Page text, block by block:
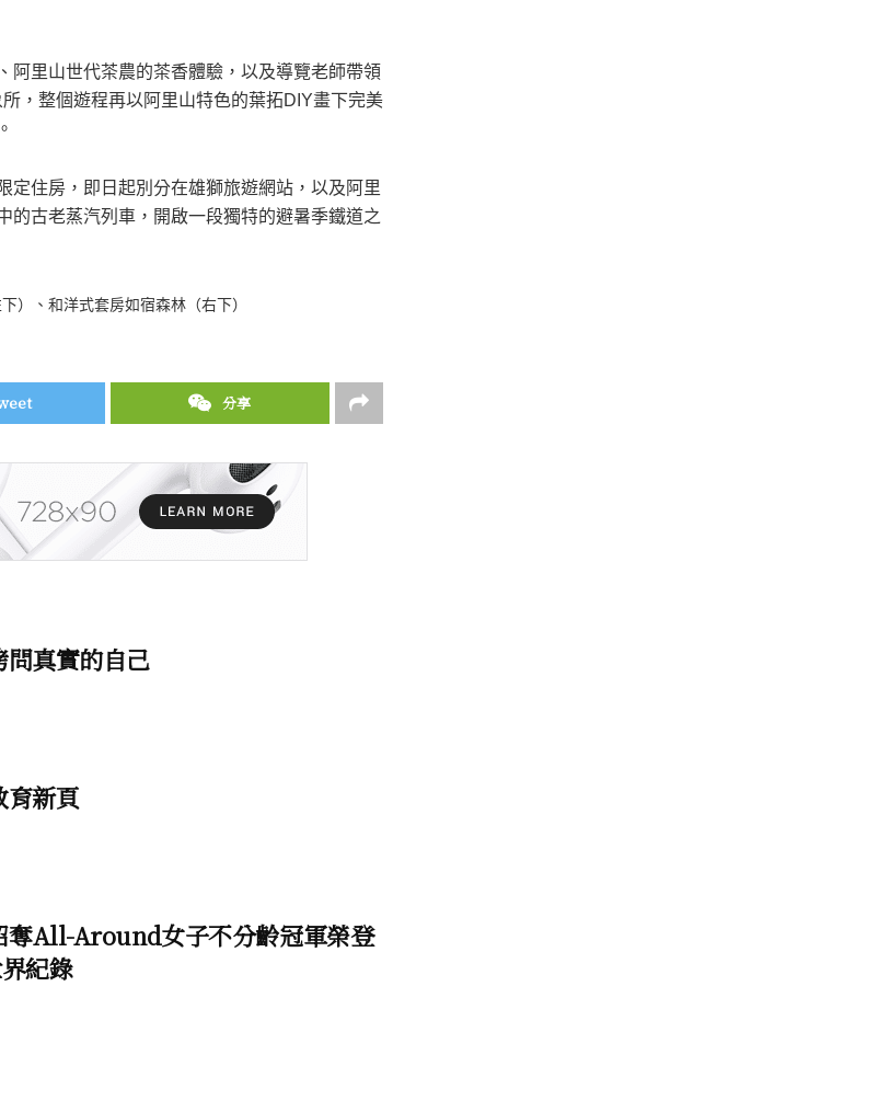
阿里山世代茶農的茶香體驗，以及導覽老師帶領
，整個遊程再以阿里山特色的葉拓DIY畫下完美
定住房，即日起別分在雄獅旅遊網站，以及阿里
的古老蒸汽列車，開啟一段獨特的避暑季鐵道之
）、和洋式套房如宿森林（右下）
分享
真實的自己
育新頁
奪All-Around女子不分齡冠軍榮登
紀錄